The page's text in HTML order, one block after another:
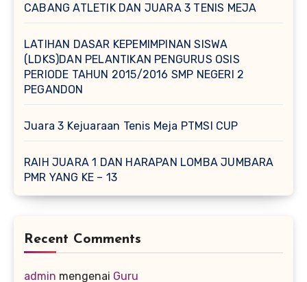
CABANG ATLETIK DAN JUARA 3 TENIS MEJA
LATIHAN DASAR KEPEMIMPINAN SISWA
(LDKS)DAN PELANTIKAN PENGURUS OSIS
PERIODE TAHUN 2015/2016 SMP NEGERI 2
PEGANDON
Juara 3 Kejuaraan Tenis Meja PTMSI CUP
RAIH JUARA 1 DAN HARAPAN LOMBA JUMBARA
PMR YANG KE – 13
Recent Comments
admin mengenai Guru